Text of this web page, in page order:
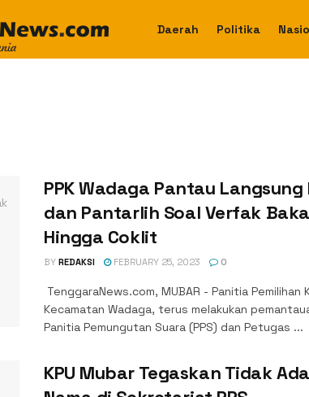
Daerah Politika
PPK Wadaga Pantau Langsung
dan Pantarlih Soal Verfak
Hingga Coklit
BY REDAKSI FEBRUARY 25, 2023 0
TenggaraNews.com, MUBAR - Panitia Pemilihan
Kecamatan Wadaga, terus melakukan
Panitia Pemungutan Suara (PPS) dan Petugas ...
KPU Mubar Tegaskan Tidak